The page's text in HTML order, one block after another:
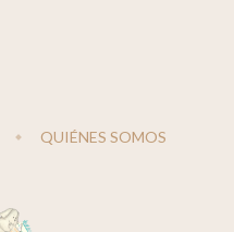
QUIÉNES SOMOS